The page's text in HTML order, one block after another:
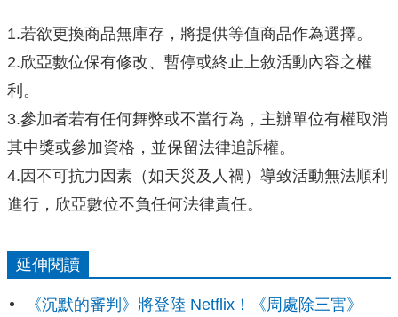
1.若欲更換商品無庫存，將提供等值商品作為選擇。
2.欣亞數位保有修改、暫停或終止上敘活動內容之權
利。
3.參加者若有任何舞弊或不當行為，主辦單位有權取消
其中獎或參加資格，並保留法律追訴權。
4.因不可抗力因素（如天災及人禍）導致活動無法順利
進行，欣亞數位不負任何法律責任。
延伸閱讀
《沉默的審判》將登陸 Netflix！《周處除三害》